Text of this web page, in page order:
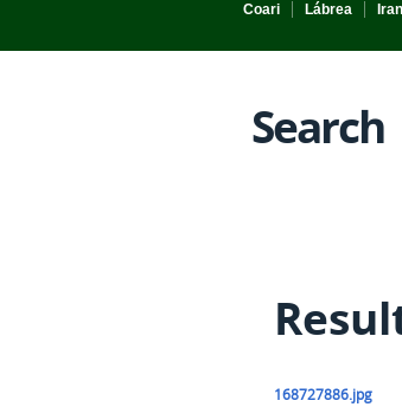
Coari
Lábrea
Search
168727886.jpg